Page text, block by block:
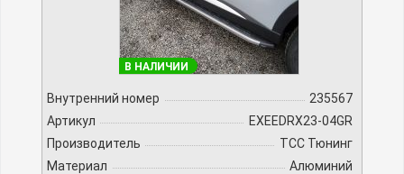
В НАЛИЧИИ
Внутренний номер
235567
Артикул
EXEEDRX23-04GR
Производитель
TCC Тюнинг
Материал
Алюминий